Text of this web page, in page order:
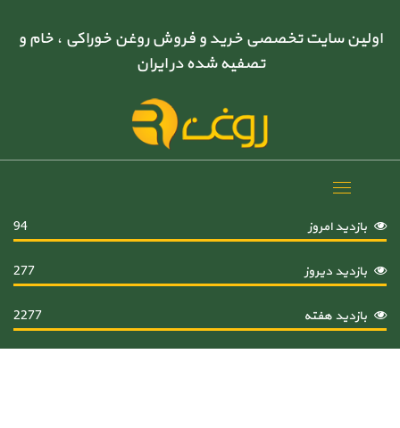
اولین سایت تخصصی خرید و فروش روغن خوراکی ، خام و
تصفیه شده در ایران
Toggle
بازدید امروز
94
بازدید دیروز 277
بازدید هفته 2277